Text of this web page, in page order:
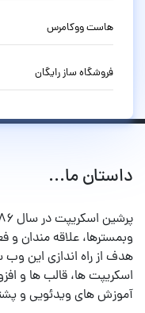
هاست ووکامرس
فروشگاه ساز رایگان
داستان ما...
وبمسترها، علاقه مندان و
هدف از راه اندازی این وب
اسکریپت ها، قالب ها و
آموزش های ویدئویی و